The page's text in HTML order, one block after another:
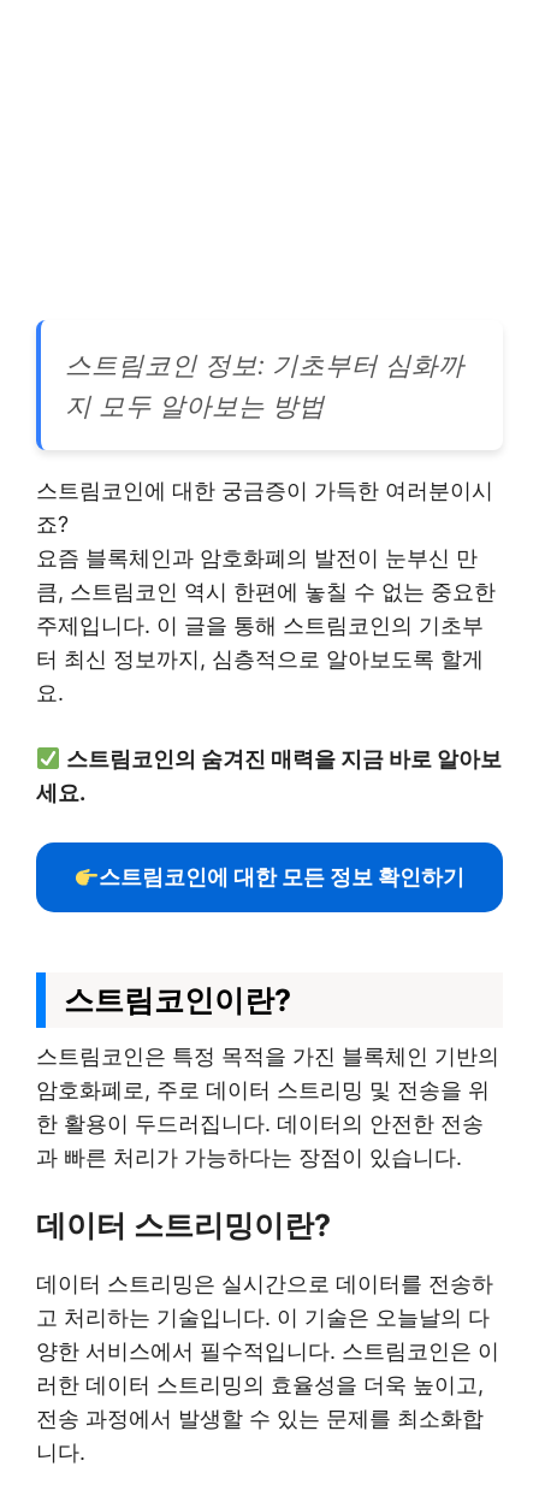
스트림코인 정보: 기초부터 심화까
지 모두 알아보는 방법
스트림코인에 대한 궁금증이 가득한 여러분이시
죠?
요즘 블록체인과 암호화폐의 발전이 눈부신 만
큼, 스트림코인 역시 한편에 놓칠 수 없는 중요한
주제입니다. 이 글을 통해 스트림코인의 기초부
터 최신 정보까지, 심층적으로 알아보도록 할게
요.
스트림코인의 숨겨진 매력을 지금 바로 알아보
세요.
스트림코인에 대한 모든 정보 확인하기
스트림코인이란?
스트림코인은 특정 목적을 가진 블록체인 기반의
암호화폐로, 주로 데이터 스트리밍 및 전송을 위
한 활용이 두드러집니다. 데이터의 안전한 전송
과 빠른 처리가 가능하다는 장점이 있습니다.
데이터 스트리밍이란?
데이터 스트리밍은 실시간으로 데이터를 전송하
고 처리하는 기술입니다. 이 기술은 오늘날의 다
양한 서비스에서 필수적입니다. 스트림코인은 이
러한 데이터 스트리밍의 효율성을 더욱 높이고,
전송 과정에서 발생할 수 있는 문제를 최소화합
니다.